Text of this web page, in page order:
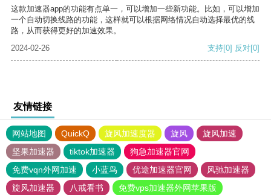
这款加速器app的功能有点单一，可以增加一些新功能。比如，可以增加
一个自动切换线路的功能，这样就可以根据网络情况自动选择最优的线
路，从而获得更好的加速效果。
2024-02-26
支持[0] 反对[0]
友情链接
网站地图 QuickQ 旋风加速度器 旋风
旋风加速
坚果加速器
tiktok加速器
狗急加速器官网
免费vqn外网加速
小蓝鸟 优途加速器官网
风驰加速器
旋风加速器
八戒看书
免费vps加速器外网苹果版